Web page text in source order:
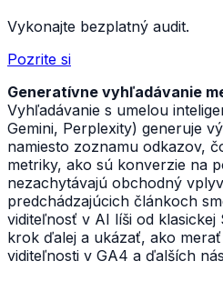
Vykonajte bezplatný audit.
Pozrite si
Generatívne vyhľadávanie
Vyhľadávanie s umelou
Gemini, Perplexity) generuje
namiesto zoznamu odkazov,
metriky, ako sú konverzie na
nezachytávajú obchodný
predchádzajúcich článkoch
viditeľnosť v AI líši od klasickej
krok ďalej a ukázať, ako
viditeľnosti v GA4 a ďalších